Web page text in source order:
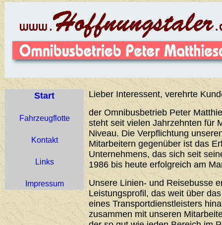
Start
Fahrzeugflotte
Kontakt
Links
Impressum
Lieber Interessent, verehrte
der Omnibusbetrieb Peter
steht seit vielen Jahrzehnten für
Niveau. Die Verpflichtung
Mitarbeitern gegenüber ist das
Unternehmens, das sich seit
1986 bis heute erfolgreich am
Unsere Linien- und Reisebusse
Leistungsprofil, das weit über
eines Transportdienstleisters
zusammen mit unseren